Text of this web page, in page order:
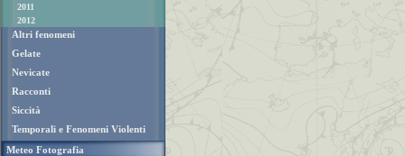
2011
2012
Altri fenomeni
Gelate
Nevicate
Racconti
Siccità
Temporali e Fenomeni Violenti
Meteo Fotografia